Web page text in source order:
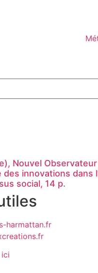
Nouvel Observateur
innovations
social, 14 p.
harmattan.fr